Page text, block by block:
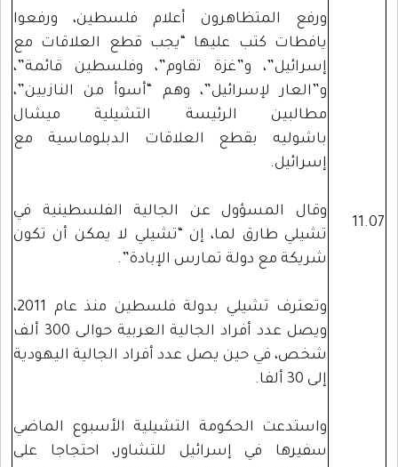
ورفع المتظاهرون أعلام فلسطين، ورفعوا
يافطات كتب عليها “يجب قطع العلاقات مع
إسرائيل”، و”غزة تقاوم”، وفلسطين قائمة”،
و”العار لإسرائيل”، وهم “أسوأ من النازيين”،
مطالبين الرئيسة التشيلية ميشال
باشوليه بقطع العلاقات الدبلوماسية مع
إسرائيل.
وقال المسؤول عن الجالية الفلسطينية في
تشيلي طارق لما، إن “تشيلي لا يمكن أن تكون
شريكة مع دولة تمارس الإبادة”.
وتعترف تشيلي بدولة فلسطين منذ عام 2011،
ويصل عدد أفراد الجالية العربية حوالى 300 ألف
شخص، في حين يصل عدد أفراد الجالية اليهودية
إلى 30 ألفا.
واستدعت الحكومة التشيلية الأسبوع الماضي
سفيرها في إسرائيل للتشاور، احتجاجا على
11.07